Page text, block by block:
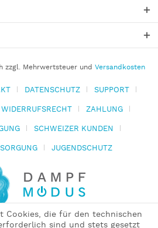
zzgl. Mehrwertsteuer und Versandkosten
DATENSCHUTZ
SUPPORT
WIDERRUFSRECHT
ZAHLUNG
SCHWEIZER KUNDEN
JUGENDSCHUTZ
Cookies, die für den technischen
sind und stets gesetzt